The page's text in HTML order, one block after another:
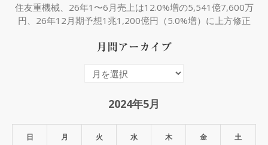
住友重機械、26年1〜6月売上は12.0%増の5,541億7,600万
円、26年12月期予想1兆1,200億円（5.0%増）に上方修正
月間アーカイブ
2024年5月
日 月 火 水 木 金 土